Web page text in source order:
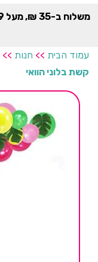
עמוד הבית >> חנות >>
קשת בלוני הוואי